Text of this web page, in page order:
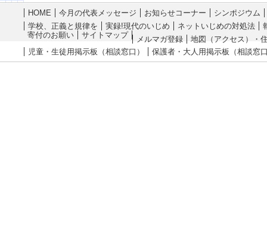
HOME 今月の代表メッセージ お知らせコーナー
シンポジウム
学校、正義と規律を
実録!現代のいじめ ネットいじめの対処法
寄付のお願い
サイトマップ メルマガ登録
地図（アクセス）・
児童・生徒用掲示板（相談窓口）
保護者・大人用掲示板（相談窓